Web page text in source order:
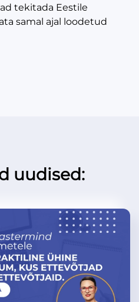
tekitada Eestile
samal ajal loodetud
uudised: